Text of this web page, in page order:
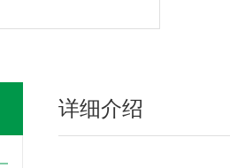
详细介绍